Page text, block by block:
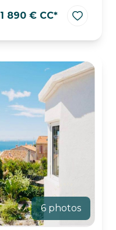
1 890 € CC*
6 photos